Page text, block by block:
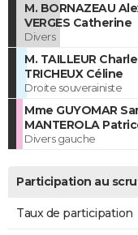
M. BORNAZEAU
VERGES Catherine
Divers
M. TAILLEUR
TRICHEUX Céline
Droite souverainiste
Mme GUYOMAR
MANTEROLA
Divers gauche
Participation au
Taux de participation